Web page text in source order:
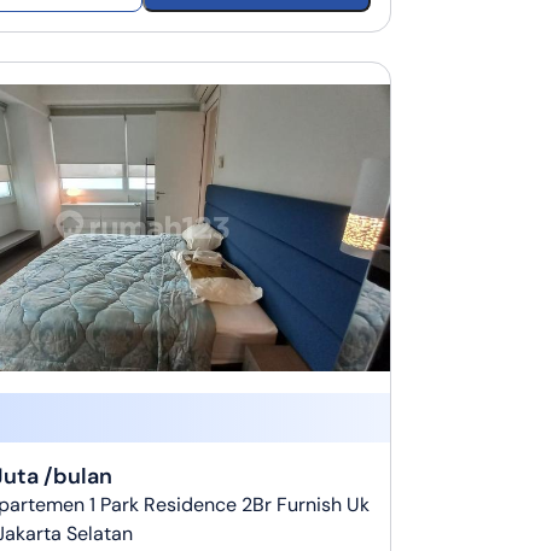
/bulan
1 Park Residence 2Br Furnish Uk
Selatan